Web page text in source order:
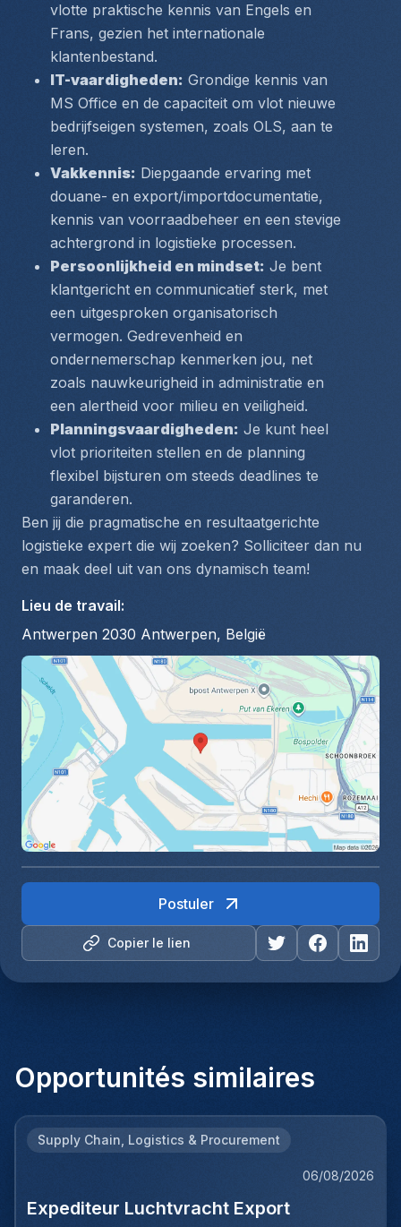
vlotte praktische kennis van Engels en
Frans, gezien het internationale
klantenbestand.
IT-vaardigheden: Grondige kennis van
MS Office en de capaciteit om vlot nieuwe
bedrijfseigen systemen, zoals OLS, aan te
leren.
Vakkennis: Diepgaande ervaring met
douane- en export/importdocumentatie,
kennis van voorraadbeheer en een stevige
achtergrond in logistieke processen.
Persoonlijkheid en mindset: Je bent
klantgericht en communicatief sterk, met
een uitgesproken organisatorisch
vermogen. Gedrevenheid en
ondernemerschap kenmerken jou, net
zoals nauwkeurigheid in administratie en
een alertheid voor milieu en veiligheid.
Planningsvaardigheden: Je kunt heel
vlot prioriteiten stellen en de planning
flexibel bijsturen om steeds deadlines te
garanderen.
Ben jij die pragmatische en resultaatgerichte
logistieke expert die wij zoeken? Solliciteer dan nu
en maak deel uit van ons dynamisch team!
Lieu de travail:
Antwerpen 2030 Antwerpen, België
Copier le lien
Postuler
Opportunités similaires
Supply Chain, Logistics & Procurement
06/08/2026
Expediteur Luchtvracht Export